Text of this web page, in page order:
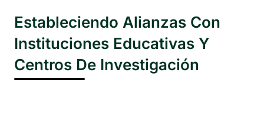
Estableciendo Alianzas Con
Instituciones Educativas Y
Centros De Investigación